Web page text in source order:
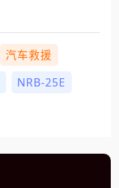
汽车救援
NRB-25E